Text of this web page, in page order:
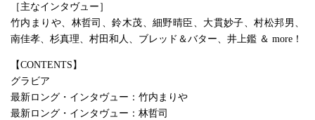
［主なインタヴュー］
竹内まりや、林哲司、鈴木茂、細野晴臣、大貫妙子、村松邦男、
南佳孝、杉真理、村田和人、ブレッド＆バター、井上鑑 ＆ more！
【CONTENTS】
グラビア
最新ロング・インタヴュー：竹内まりや
最新ロング・インタヴュー：林哲司